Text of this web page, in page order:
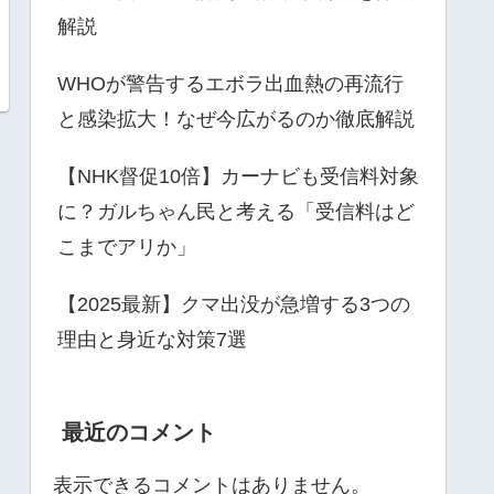
解説
WHOが警告するエボラ出血熱の再流行
と感染拡大！なぜ今広がるのか徹底解説
【NHK督促10倍】カーナビも受信料対象
に？ガルちゃん民と考える「受信料はど
こまでアリか」
【2025最新】クマ出没が急増する3つの
理由と身近な対策7選
最近のコメント
表示できるコメントはありません。